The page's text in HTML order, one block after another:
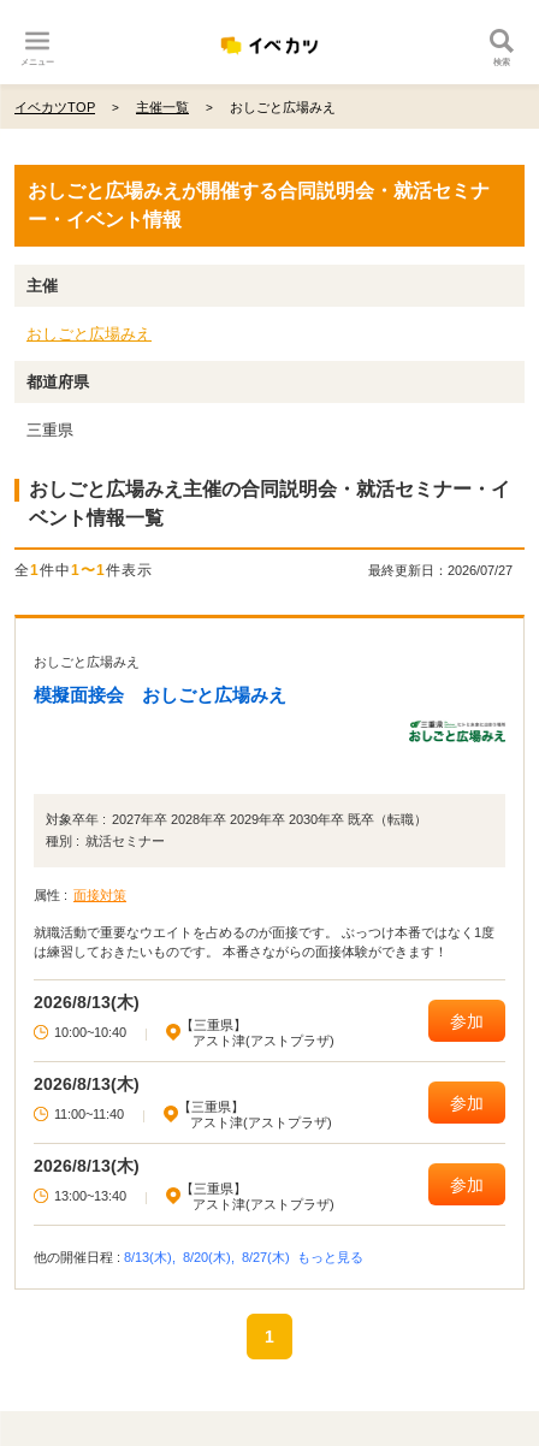
メニュー 検索
イベカツTOP 主催一覧 おしごと広場みえ
おしごと広場みえが開催する合同説明会・就活セミナ
ー・イベント情報
主催
おしごと広場みえ
都道府県
三重県
おしごと広場みえ主催の合同説明会・就活セミナー・イ
ベント情報一覧
全1件中1〜1件表示 最終更新日：2026/07/27
おしごと広場みえ
模擬面接会 おしごと広場みえ
対象卒年 : 2027年卒 2028年卒 2029年卒 2030年卒 既卒（転職）
種別 : 就活セミナー
属性 : 面接対策
就職活動で重要なウエイトを占めるのが面接です。 ぶっつけ本番ではなく1度
は練習しておきたいものです。 本番さながらの面接体験ができます！
2026/8/13(木)
10:00~10:40 |
【三重県】
アスト津(アストプラザ)
参加
2026/8/13(木)
11:00~11:40 |
【三重県】
アスト津(アストプラザ)
参加
2026/8/13(木)
13:00~13:40 |
【三重県】
アスト津(アストプラザ)
参加
他の開催日程 : 8/13(木), 8/20(木), 8/27(木) もっと見る
1